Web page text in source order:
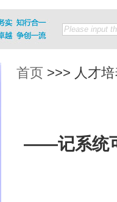
首页 >>> 人才
——记系统